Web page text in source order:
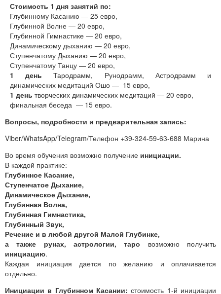
Стоимость 1 дня занятий по:
Глубинному Касанию — 25 евро,
Глубинной Волне — 20 евро,
Глубинной Гимнастике — 20 евро,
Динамическому дыханию — 20 евро,
Ступенчатому Дыханию — 20 евро,
Ступенчатому Танцу — 20 евро,
1 день Тародрамм, Рунодрамм, Астродрамм и
динамических медитаций Ошо — 15 евро,
1 день творческих динамических медитаций — 20 евро,
финальная беседа — 15 евро.
Вопросы, подробности и предварительная запись:
Viber/WhatsApp/Telegram/Телефон +39-324-59-63-688 Марина
Во время обучения возможно получение инициации.
В каждой практике:
Глубинное Касание,
Ступенчатое Дыхание,
Динамическое Дыхание,
Глубинная Волна,
Глубинная Гимнастика,
Глубинный Звук,
Речение и в любой другой Малой Глубинке,
а также рунах, астрологии, таро возможно получить
инициацию.
Каждая инициация дается по желанию и оплачивается
отдельно.
Инициации в Глубинном Касании: стоимость 1-й инициации